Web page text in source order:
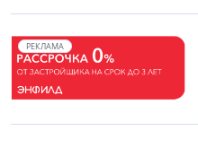
РЕКЛАМА